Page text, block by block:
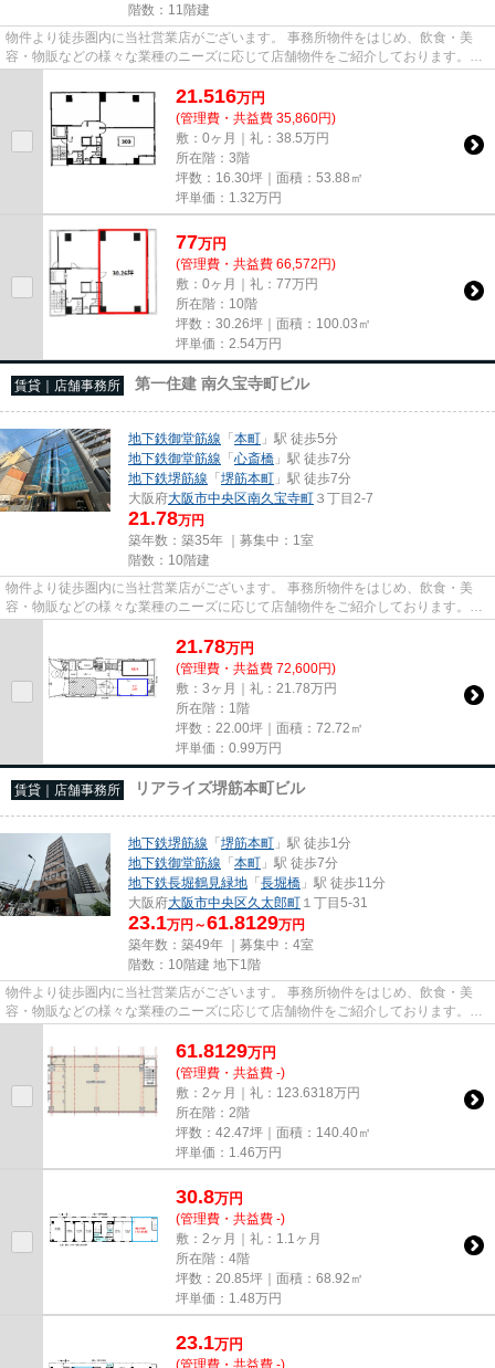
階数：11階建
物件より徒歩圏内に当社営業店がございます。 事務所物件をはじめ、飲食・美
容・物販などの様々な業種のニーズに応じて店舗物件をご紹介しております。
尚、弊社ではおとり広告は一切...
21.516万円
(管理費・共益費 35,860円)
敷：0ヶ月｜礼：38.5万円
所在階：3階
坪数：16.30坪｜面積：53.88㎡
坪単価： 1.32万円
77万円
(管理費・共益費 66,572円)
敷：0ヶ月｜礼：77万円
所在階：10階
坪数：30.26坪｜面積：100.03㎡
坪単価： 2.54万円
賃貸｜店舗事務所 第一住建 南久宝寺町ビル
地下鉄御堂筋線 「本町 」駅 徒歩5分
地下鉄御堂筋線 「心斎橋 」駅 徒歩7分
地下鉄堺筋線 「堺筋本町 」駅 徒歩7分
大阪府大阪市中央区南久宝寺町 ３丁目2-7
21.78万円
築年数：築35年 ｜募集中： 1室
階数：10階建
物件より徒歩圏内に当社営業店がございます。 事務所物件をはじめ、飲食・美
容・物販などの様々な業種のニーズに応じて店舗物件をご紹介しております。
尚、弊社ではおとり広告は一切...
21.78万円
(管理費・共益費 72,600円)
敷：3ヶ月｜礼：21.78万円
所在階：1階
坪数：22.00坪｜面積：72.72㎡
坪単価： 0.99万円
賃貸｜店舗事務所 リアライズ堺筋本町ビル
地下鉄堺筋線 「堺筋本町 」駅 徒歩1分
地下鉄御堂筋線 「本町 」駅 徒歩7分
地下鉄長堀鶴見緑地 「長堀橋 」駅 徒歩11分
大阪府大阪市中央区久太郎町 １丁目5-31
23.1万円～61.8129万円
築年数：築49年 ｜募集中： 4室
階数：10階建 地下1階
物件より徒歩圏内に当社営業店がございます。 事務所物件をはじめ、飲食・美
容・物販などの様々な業種のニーズに応じて店舗物件をご紹介しております。
尚、弊社ではおとり広告は一切...
61.8129万円
(管理費・共益費 -)
敷：2ヶ月｜礼：123.6318万円
所在階：2階
坪数：42.47坪｜面積：140.40㎡
坪単価： 1.46万円
30.8万円
(管理費・共益費 -)
敷：2ヶ月｜礼：1.1ヶ月
所在階：4階
坪数：20.85坪｜面積：68.92㎡
坪単価： 1.48万円
23.1万円
(管理費・共益費 -)